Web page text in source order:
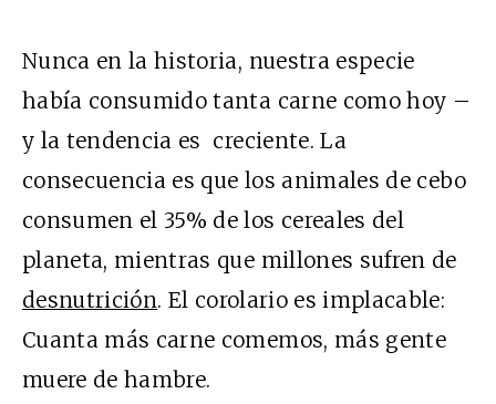
Nunca en la historia, nuestra especie
había consumido tanta carne como hoy –
y la tendencia es creciente. La
consecuencia es que los animales de cebo
consumen el 35% de los cereales del
planeta, mientras que millones sufren de
desnutrición. El corolario es implacable:
Cuanta más carne comemos, más gente
muere de hambre.